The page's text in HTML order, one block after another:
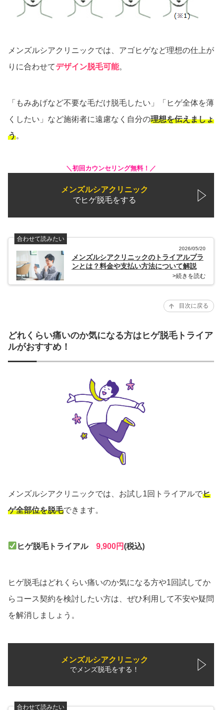
メンズルシアクリニックでは、アゴヒゲなど理想の仕上が
りに合わせてデザイン脱毛可能。
「もみあげなど不要な毛だけ脱毛したい」「ヒゲ全体を薄
くしたい」など施術者に遠慮なく自分の理想を伝えましょ
う。
＼初回カウンセリング無料！／
メンズルシアクリニック
でヒゲ脱毛をする
合わせて読みたい
2026/05/20
メンズルシアクリニックのトライアルプラ
ンとは？料金や支払い方法について解説
>続きを読む
目次に戻る
どれくらい痛いのか気になる方はヒゲ脱毛トライア
ルがおすすめ！
メンズルシアクリニックでは、お試し1回トライアルでヒ
ゲ全部位を脱毛できます。
ヒゲ脱毛トライアル9,900円(税込)
ヒゲ脱毛はどれくらい痛いのか気になる方や1回試してか
らコース契約を検討したい方は、ぜひ利用して不安や疑問
を解消しましょう。
メンズルシアクリニック
でメンズ脱毛をする！
合わせて読みたい